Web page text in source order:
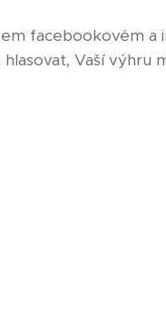
facebookovém a
Vaší výhru